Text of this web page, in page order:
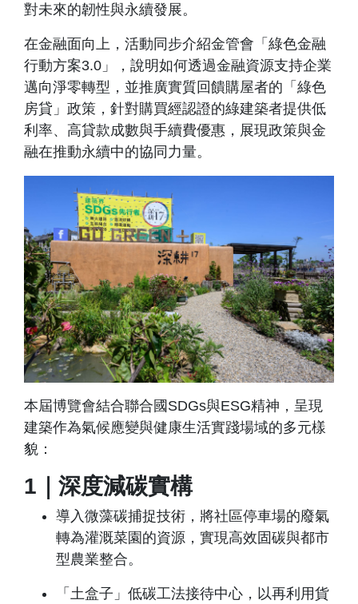
對未來的韌性與永續發展。
在金融面向上，活動同步介紹金管會「綠色金融
行動方案3.0」，說明如何透過金融資源支持企業
邁向淨零轉型，並推廣實質回饋購屋者的「綠色
房貸」政策，針對購買經認證的綠建築者提供低
利率、高貸款成數與手續費優惠，展現政策與金
融在推動永續中的協同力量。
本屆博覽會結合聯合國SDGs與ESG精神，呈現
建築作為氣候應變與健康生活實踐場域的多元樣
貌：
1｜深度減碳實構
導入微藻碳捕捉技術，將社區停車場的廢氣
轉為灌溉菜園的資源，實現高效固碳與都市
型農業整合。
「土盒子」低碳工法接待中心，以再利用貨